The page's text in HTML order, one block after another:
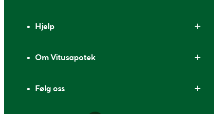
Hjelp
Om Vitusapotek
Følg oss